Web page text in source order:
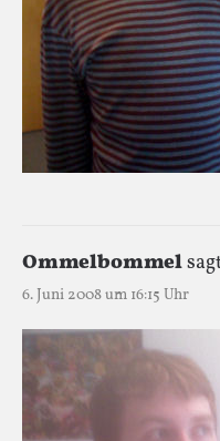
Ommelbommel
6. Juni 2008 um 16:15 Uhr